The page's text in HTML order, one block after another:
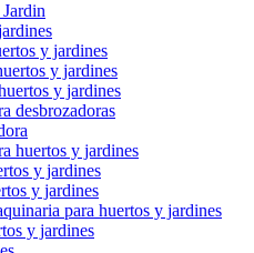
y jardines
y jardines
y jardines
desbrozadoras
huertos y jardines
y jardines
y jardines
para huertos y jardines
y jardines